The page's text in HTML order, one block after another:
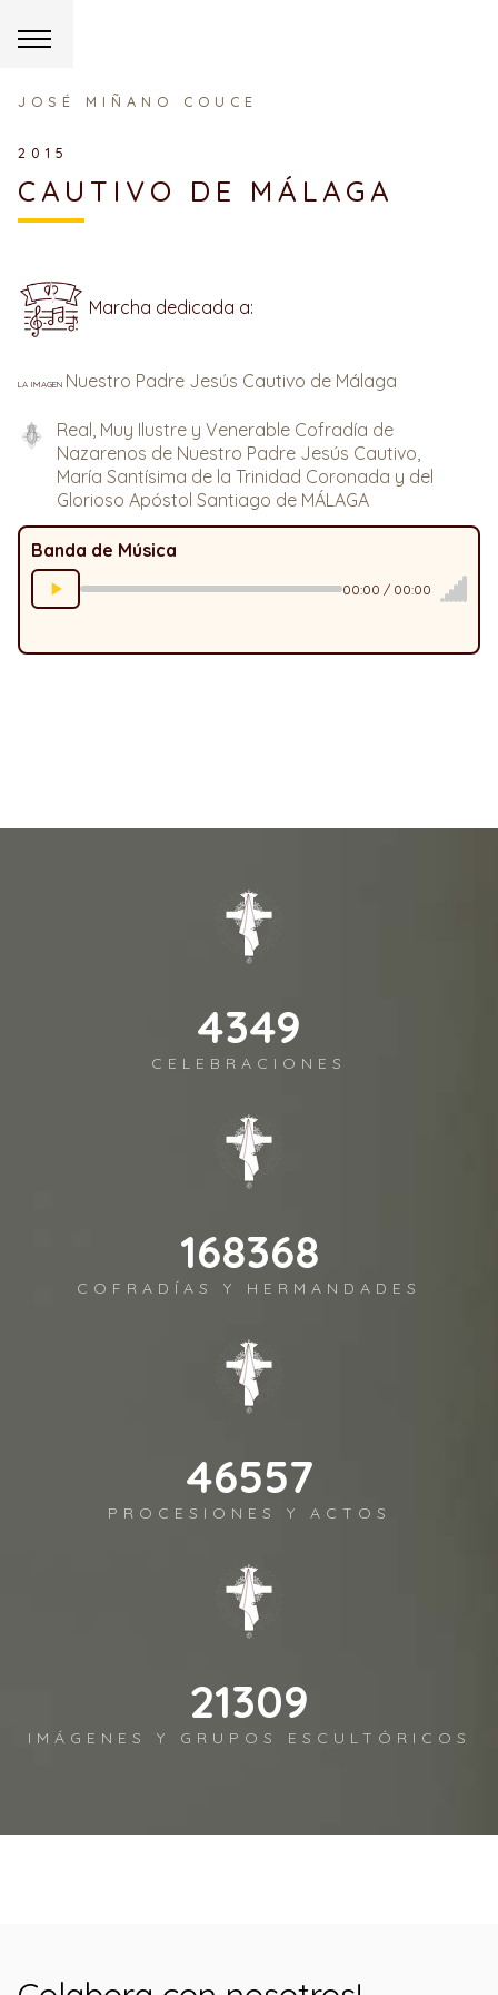
JOSÉ MIÑANO COUCE
2015
CAUTIVO DE MÁLAGA
Marcha dedicada a:
la imagen Nuestro Padre Jesús Cautivo de Málaga
Real, Muy Ilustre y Venerable Cofradía de
Nazarenos de Nuestro Padre Jesús Cautivo,
María Santísima de la Trinidad Coronada y del
Glorioso Apóstol Santiago de MÁLAGA
Banda de Música
00:00 / 00:00
4496
CELEBRACIONES
174043
COFRADÍAS Y HERMANDADES
48126
PROCESIONES Y ACTOS
22028
IMÁGENES Y GRUPOS ESCULTÓRICOS